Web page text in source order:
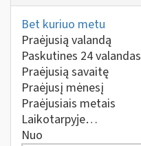
Bet kuriuo metu
Praėjusią valandą
Paskutines 24 valandas
Praėjusią savaitę
Praėjusį mėnesį
Praėjusiais metais
Laikotarpyje…
Nuo